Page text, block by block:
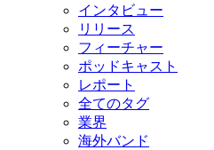
インタビュー
リリース
フィーチャー
ポッドキャスト
レポート
全てのタグ
業界
海外バンド